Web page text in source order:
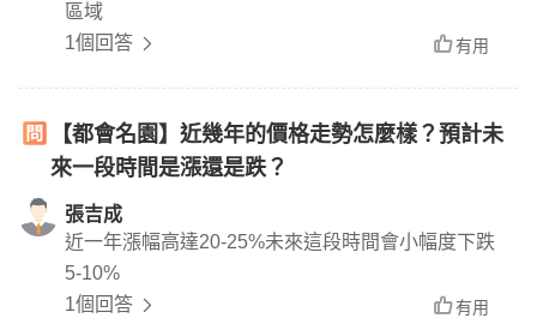
區域
1個回答
有用
【都會名園】近幾年的價格走勢怎麼樣？預計未
來一段時間是漲還是跌？
張吉成
近一年漲幅高達20-25%未來這段時間會小幅度下跌
5-10%
1個回答
有用